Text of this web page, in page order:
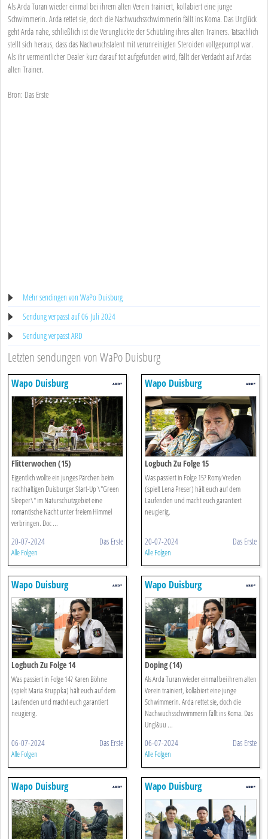
Als Arda Turan wieder einmal bei ihrem alten Verein trainiert, kollabiert eine junge
Schwimmerin. Arda rettet sie, doch die Nachwuchsschwimmerin fällt ins Koma. Das Unglück
geht Arda nahe, schließlich ist die Verunglückte der Schützling ihres alten Trainers. Tatsächlich
stellt sich heraus, dass das Nachwuchstalent mit verunreinigten Steroiden vollgepumpt war.
Als ihr vermeintlicher Dealer kurz darauf tot aufgefunden wird, fällt der Verdacht auf Ardas
alten Trainer.
Bron: Das Erste
Mehr sendingen von WaPo Duisburg
Sendung verpasst auf 06 Juli 2024
Sendung verpasst ARD
Letzten sendungen von WaPo Duisburg
Wapo Duisburg
Flitterwochen (15)
Eigentlich wollte ein junges Pärchen beim
nachhaltigen Duisburger Start-Up \"Green
Sleeper\" im Naturschutzgebiet eine
romantische Nacht unter freiem Himmel
verbringen. Doc ...
20-07-2024 Das Erste
Alle Folgen
Wapo Duisburg
Logbuch Zu Folge 15
Was passiert in Folge 15? Romy Vreden
(spielt Lena Preser) hält euch auf dem
Laufenden und macht euch garantiert
neugierig.
20-07-2024 Das Erste
Alle Folgen
Wapo Duisburg
Logbuch Zu Folge 14
Was passiert in Folge 14? Karen Böhne
(spielt Maria Kruppka) hält euch auf dem
Laufenden und macht euch garantiert
neugierig.
06-07-2024 Das Erste
Alle Folgen
Wapo Duisburg
Doping (14)
Als Arda Turan wieder einmal bei ihrem alten
Verein trainiert, kollabiert eine junge
Schwimmerin. Arda rettet sie, doch die
Nachwuchsschwimmerin fällt ins Koma. Das
Ungl&uu ...
06-07-2024 Das Erste
Alle Folgen
Wapo Duisburg Wapo Duisburg